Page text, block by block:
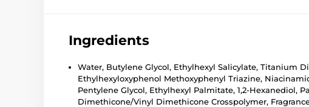
Ingredients
Water, Butylene Glycol, Ethylhexyl Salicylate, Titanium
Ethylhexyloxyphenol Methoxyphenyl Triazine,
Pentylene Glycol, Ethylhexyl Palmitate, 1,2-Hexanediol,
Dimethicone/Vinyl Dimethicone Crosspolymer,